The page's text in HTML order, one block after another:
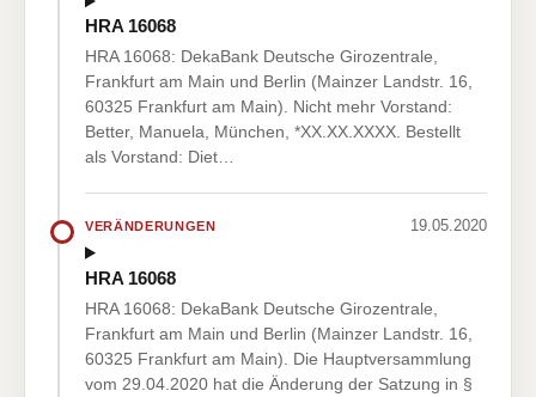
HRA 16068
HRA 16068: DekaBank Deutsche Girozentrale,
Frankfurt am Main und Berlin (Mainzer Landstr. 16,
60325 Frankfurt am Main). Nicht mehr Vorstand:
Better, Manuela, München, *XX.XX.XXXX. Bestellt
als Vorstand: Diet…
VERÄNDERUNGEN 19.05.2020
HRA 16068
HRA 16068: DekaBank Deutsche Girozentrale,
Frankfurt am Main und Berlin (Mainzer Landstr. 16,
60325 Frankfurt am Main). Die Hauptversammlung
vom 29.04.2020 hat die Änderung der Satzung in §